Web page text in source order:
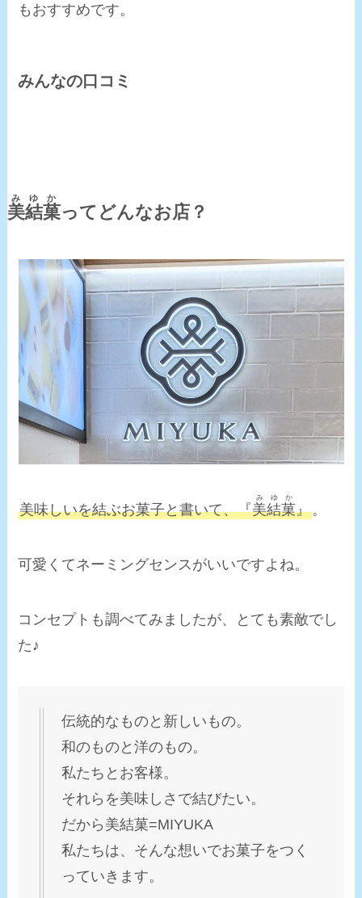
もおすすめです。
みんなの口コミ
美結菓
みゆか
ってどんなお店？
美味しいを結ぶお菓子と書いて、『美結菓
みゆか
』。
可愛くてネーミングセンスがいいですよね。
コンセプトも調べてみましたが、とても素敵でし
た♪
伝統的なものと新しいもの。
和のものと洋のもの。
私たちとお客様。
それらを美味しさで結びたい。
だから美結菓=MIYUKA
私たちは、そんな想いでお菓子をつく
っていきます。